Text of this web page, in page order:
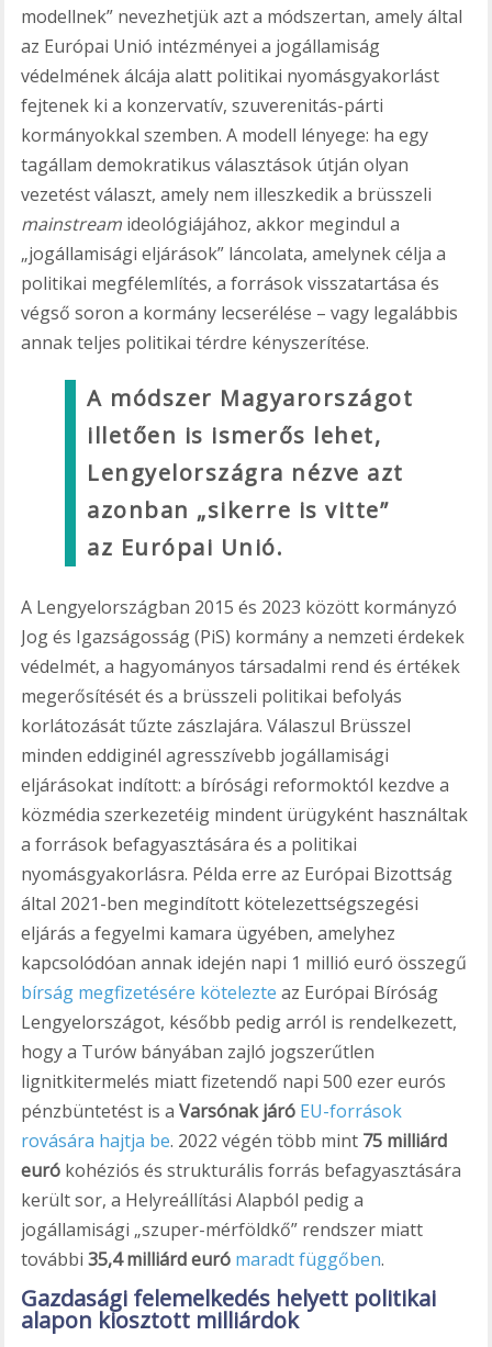
modellnek” nevezhetjük azt a módszertan, amely által
az Európai Unió intézményei a jogállamiság
védelmének álcája alatt politikai nyomásgyakorlást
fejtenek ki a konzervatív, szuverenitás-párti
kormányokkal szemben. A modell lényege: ha egy
tagállam demokratikus választások útján olyan
vezetést választ, amely nem illeszkedik a brüsszeli
mainstream ideológiájához, akkor megindul a
„jogállamisági eljárások” láncolata, amelynek célja a
politikai megfélemlítés, a források visszatartása és
végső soron a kormány lecserélése – vagy legalábbis
annak teljes politikai térdre kényszerítése.
A módszer Magyarországot
illetően is ismerős lehet,
Lengyelországra nézve azt
azonban „sikerre is vitte”
az Európai Unió.
A Lengyelországban 2015 és 2023 között kormányzó
Jog és Igazságosság (PiS) kormány a nemzeti érdekek
védelmét, a hagyományos társadalmi rend és értékek
megerősítését és a brüsszeli politikai befolyás
korlátozását tűzte zászlajára. Válaszul Brüsszel
minden eddiginél agresszívebb jogállamisági
eljárásokat indított: a bírósági reformoktól kezdve a
közmédia szerkezetéig mindent ürügyként használtak
a források befagyasztására és a politikai
nyomásgyakorlásra. Példa erre az Európai Bizottság
által 2021-ben megindított kötelezettségszegési
eljárás a fegyelmi kamara ügyében, amelyhez
kapcsolódóan annak idején napi 1 millió euró összegű
bírság megfizetésére kötelezte az Európai Bíróság
Lengyelországot, később pedig arról is rendelkezett,
hogy a Turów bányában zajló jogszerűtlen
lignitkitermelés miatt fizetendő napi 500 ezer eurós
pénzbüntetést is aVarsónak járó EU-források
rovására hajtja be. 2022 végén több mint 75 milliárd
euró kohéziós és strukturális forrás befagyasztására
került sor, a Helyreállítási Alapból pedig a
jogállamisági „szuper-mérföldkő” rendszer miatt
további35,4 milliárd euró maradt függőben.
Gazdasági felemelkedés helyett politikai
alapon kiosztott milliárdok